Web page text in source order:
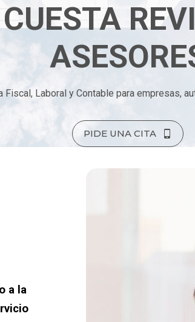
CUESTA
Fiscal, Laboral y Contable para empresas,
PIDE UNA CITA
a la